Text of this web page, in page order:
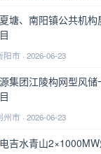
塘、南阳镇公共机构
市 · 2026-06-23
集团江陵构网型风储
市 · 2026-06-23
吉水青山